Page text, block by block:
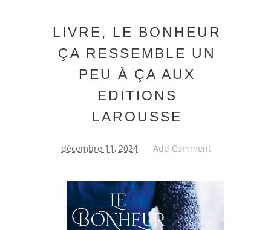
LIVRE, LE BONHEUR
ÇA RESSEMBLE UN
PEU À ÇA AUX
EDITIONS
LAROUSSE
décembre 11, 2024 Add Comment